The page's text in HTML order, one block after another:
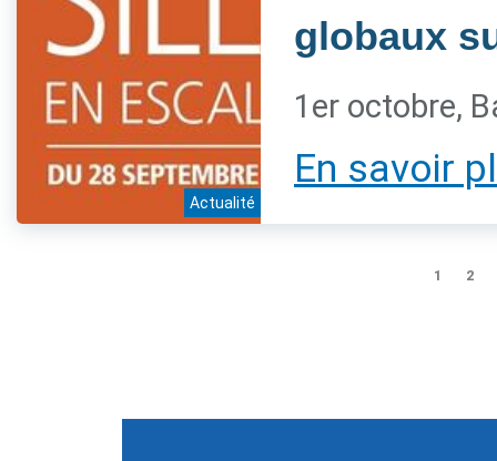
Actualité
globaux
1er octobre,
En savoir
1 2